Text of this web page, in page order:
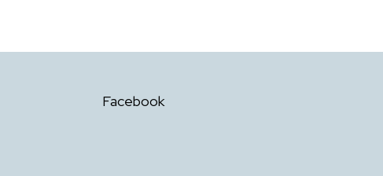
Facebook